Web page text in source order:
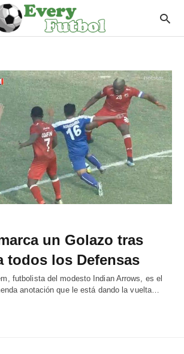
un Golazo tras
todos los Defensas
futbolista del modesto Indian Arrows, es el
anotación que le está dando la vuelta…